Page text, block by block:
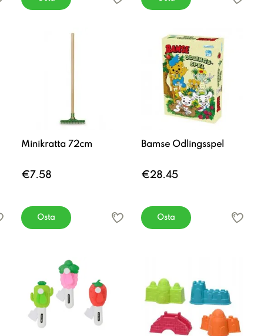
Minikratta 72cm
€7.58
Osta
Bamse Odlingsspel
€28.45
Osta